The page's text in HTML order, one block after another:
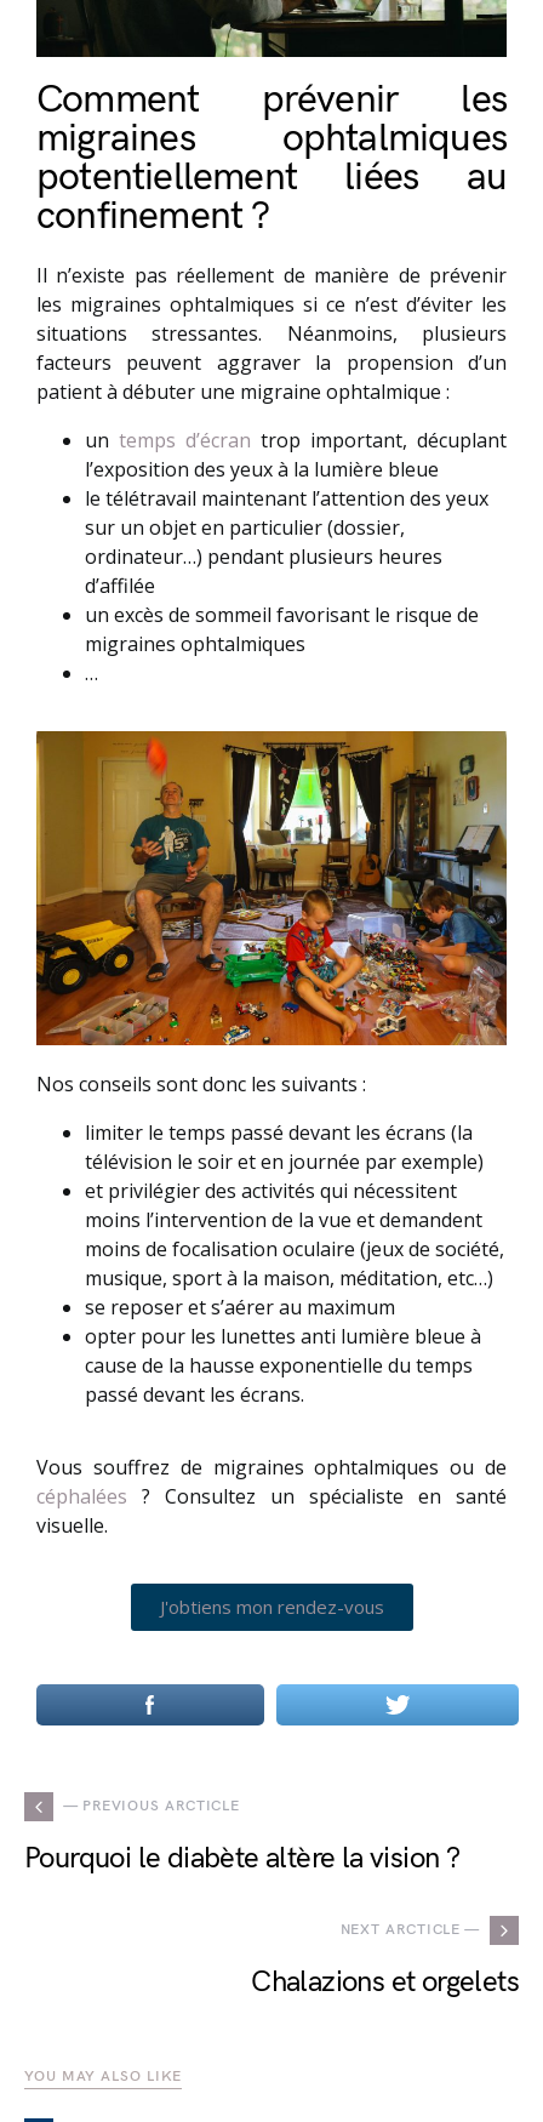
Comment prévenir les
migraines ophtalmiques
potentiellement liées au
confinement ?
Il n’existe pas réellement de manière de prévenir
les migraines ophtalmiques si ce n’est d’éviter les
situations stressantes. Néanmoins, plusieurs
facteurs peuvent aggraver la propension d’un
patient à débuter une migraine ophtalmique :
un temps d’écran trop important, décuplant
l’exposition des yeux à la lumière bleue
le télétravail maintenant l’attention des yeux
sur un objet en particulier (dossier,
ordinateur…) pendant plusieurs heures
d’affilée
un excès de sommeil favorisant le risque de
migraines ophtalmiques
…
Nos conseils sont donc les suivants :
limiter le temps passé devant les écrans (la
télévision le soir et en journée par exemple)
et privilégier des activités qui nécessitent
moins l’intervention de la vue et demandent
moins de focalisation oculaire (jeux de société,
musique, sport à la maison, méditation, etc…)
se reposer et s’aérer au maximum
opter pour les lunettes anti lumière bleue à
cause de la hausse exponentielle du temps
passé devant les écrans.
Vous souffrez de migraines ophtalmiques ou de
céphalées ? Consultez un spécialiste en santé
visuelle.
J'obtiens mon rendez-vous
— PREVIOUS ARCTICLE
Pourquoi le diabète altère la vision ?
NEXT ARCTICLE —
Chalazions et orgelets
YOU MAY ALSO LIKE